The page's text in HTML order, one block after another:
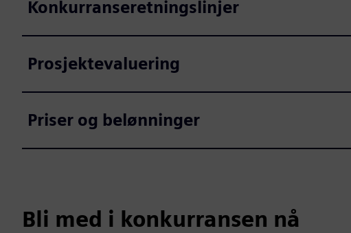
Konkurranseretningslinjer
Prosjektevaluering
Priser og belønninger
Bli med i konkurransen nå